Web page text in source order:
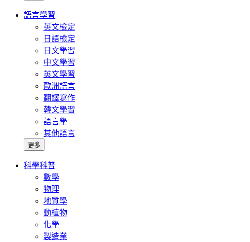
語言學習
英文檢定
日語檢定
日文學習
中文學習
英文學習
歐洲語言
翻譯寫作
韓文學習
語言學
其他語言
更多
科學科普
數學
物理
地質學
動植物
化學
製造業